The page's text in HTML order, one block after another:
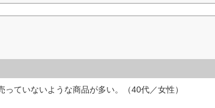
っていないような商品が多い。（40代／女性）